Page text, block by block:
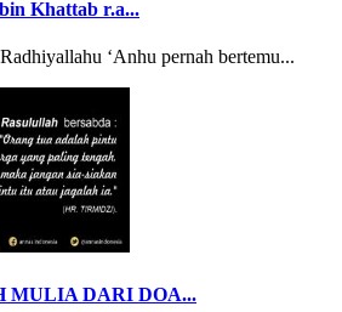
Khattab r.a...
‘Anhu pernah bertemu...
MULIA DARI DOA...